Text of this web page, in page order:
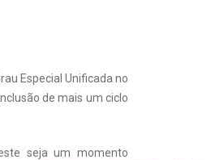
Especial Unificada no
de mais um ciclo
seja um momento